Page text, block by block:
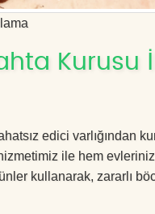
Kurusu
edici varlığından
ile hem
kullanarak, zararlı